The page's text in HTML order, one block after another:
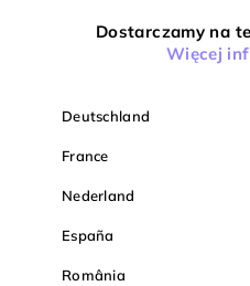
Dostarczamy na
Więcej
Deutschland
France
Nederland
España
România